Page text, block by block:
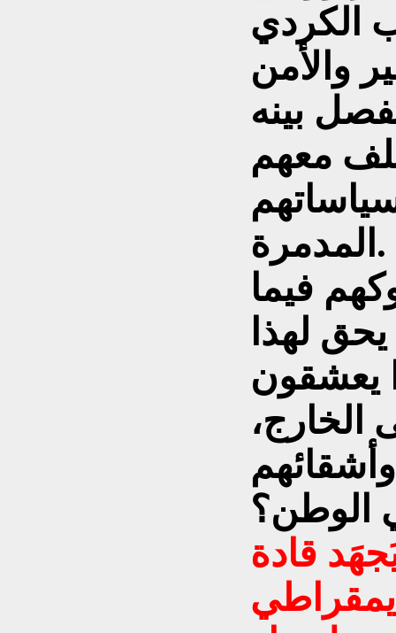
الكردي
والأمن
بينه
معهم
المدمرة.
فيما
لهذا
يعشقون
الخارج،
الوطن؟
قادة